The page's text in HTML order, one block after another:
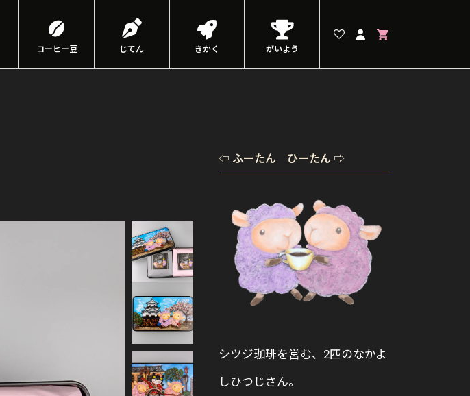
コーヒー豆 じてん きかく がいよう
⇦ ふーたん ひーたん ⇨
シツジ珈琲を営む、2匹のなかよ
しひつじさん。